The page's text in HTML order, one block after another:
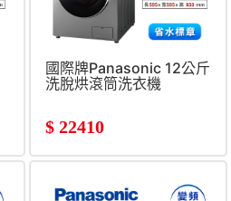
國際牌Panasonic 12公斤
洗脫烘滾筒洗衣機
$ 22410